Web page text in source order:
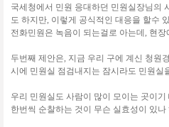
국세청에서 민원 응대하던 민원실장님의
도 하지만, 이렇게 공식적인 대응을 할수
전화민원은 녹음이 되는걸로 아는데, 현
두번째 제안은, 지금 우리 구에 계신 청원
시에 민원실 점검내지는 잠시라도 민원실
우리 민원실도 사람이 많이 모이는 곳이
한번씩 순찰하는 것이 무슨 실효성이 있